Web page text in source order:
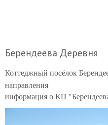
Берендеева Деревня
Коттеджный посёлок
направления
информация о КП